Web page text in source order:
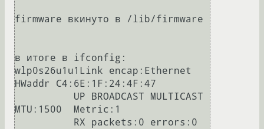
firmware вкинуто в /lib/firmware
в итоге в ifconfig:
wlp0s26u1u1Link encap:Ethernet
HWaddr C4:6E:1F:24:4F:47
MTU:1500  Metric:1